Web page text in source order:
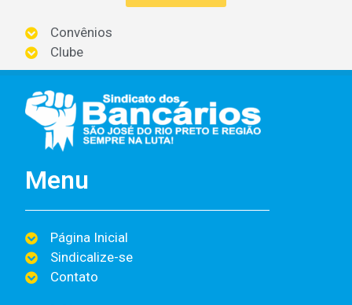
Convênios
Clube
Menu
Página Inicial
Sindicalize-se
Contato